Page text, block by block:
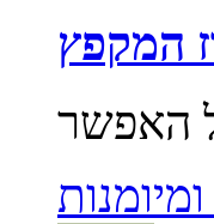
המקפץ